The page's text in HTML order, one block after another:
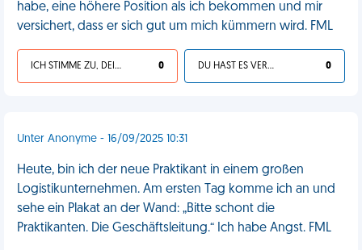
habe, eine höhere Position als ich bekommen und mir
versichert, dass er sich gut um mich kümmern wird. FML
ICH STIMME ZU, DEIN LEBEN IST SCHEISSE 0 DU HAST ES VERDIENT 0
Unter Anonyme - 16/09/2025 10:31
Heute, bin ich der neue Praktikant in einem großen
Logistikunternehmen. Am ersten Tag komme ich an und
sehe ein Plakat an der Wand: „Bitte schont die
Praktikanten. Die Geschäftsleitung.“ Ich habe Angst. FML